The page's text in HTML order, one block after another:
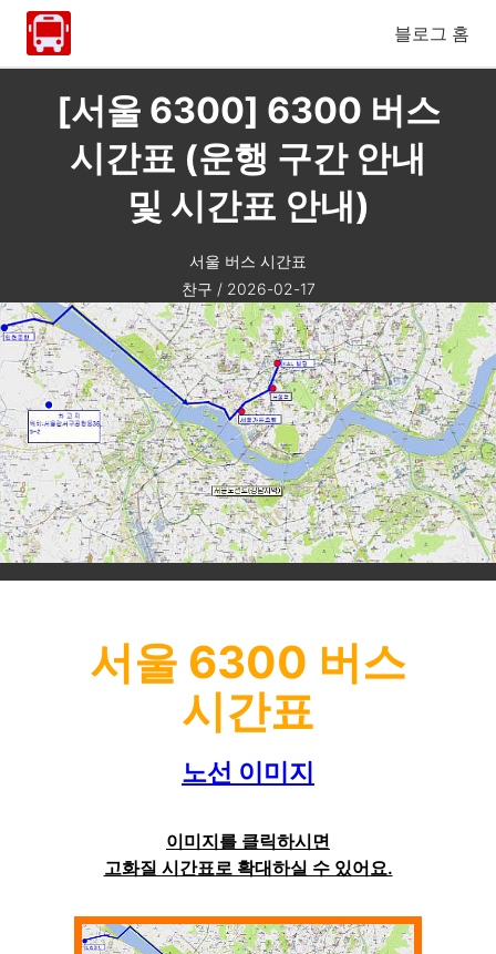
블로그 홈
[서울 6300] 6300 버스
시간표 (운행 구간 안내
및 시간표 안내)
서울 버스 시간표
찬구 / 2026-02-17
서울 6300 버스
시간표
노선 이미지
이미지를 클릭하시면
고화질 시간표로 확대하실 수 있어요.